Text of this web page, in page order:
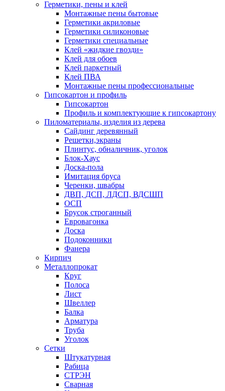
Герметики, пены и клей
Монтажные пены бытовые
Герметики акриловые
Герметики силиконовые
Герметики специальные
Клей «жидкие гвозди»
Клей для обоев
Клей паркетный
Клей ПВА
Монтажные пены профессиональные
Гипсокартон и профиль
Гипсокартон
Профиль и комплектующие к гипсокартону
Пиломатериалы, изделия из дерева
Сайдинг деревянный
Решетки,экраны
Плинтус, обналичник, уголок
Блок-Хаус
Доска-пола
Имитация бруса
Черенки, швабры
ДВП, ДСП, ЛДСП, ВДСШП
ОСП
Брусок строганный
Евровагонка
Доска
Подоконники
Фанера
Кирпич
Металлопрокат
Круг
Полоса
Лист
Швеллер
Балка
Арматура
Труба
Уголок
Сетки
Штукатурная
Рабица
СТРЭН
Сварная